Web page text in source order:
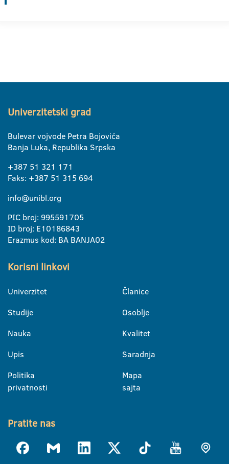
Univerzitetski grad
Bulevar vojvode Petra Bojovića
Banja Luka, Republika Srpska
+387 51 321 171
Faks: +387 51 315 694
info@unibl.org
PIC broj: 995591705
ID broj: E10186843
Erazmus kod: BA BANJA02
Korisni linkovi
Univerzitet
Studije
Nauka
Upis
Politika
privatnosti
Članice
Osoblje
Kvalitet
Saradnja
Mapa
sajta
Pratite nas